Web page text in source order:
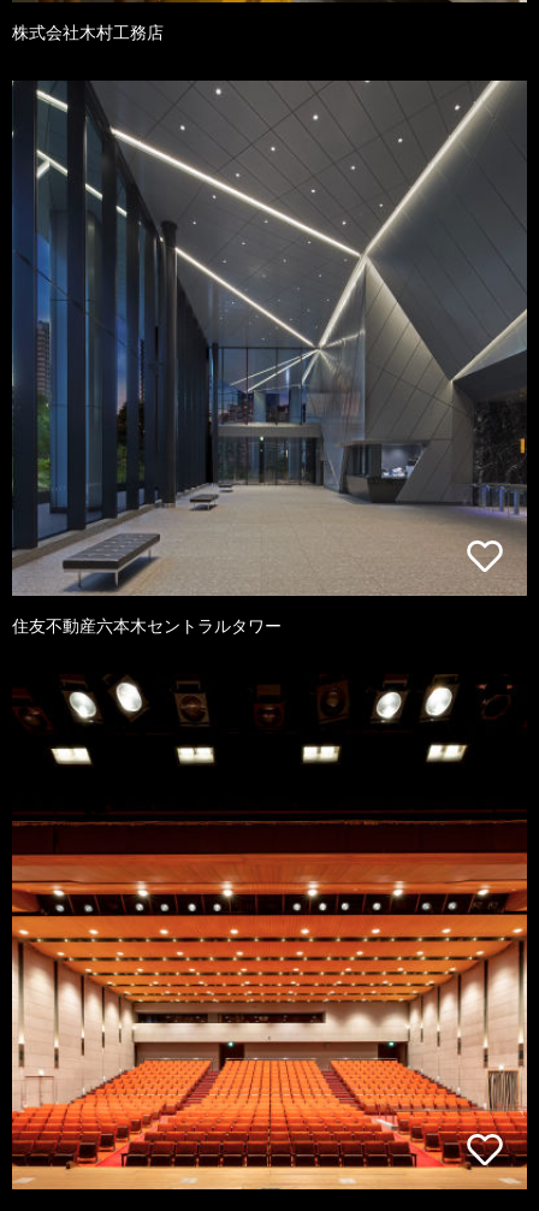
株式会社木村工務店
住友不動産六本木セントラルタワー